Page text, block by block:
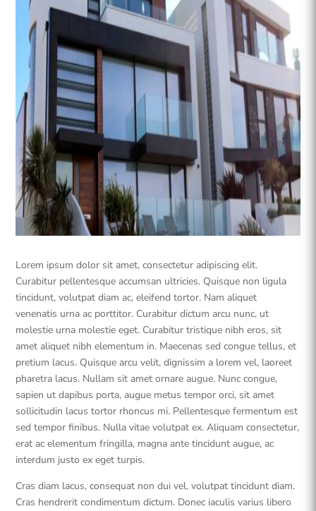
Lorem ipsum dolor sit amet, consectetur adipiscing elit.
Curabitur pellentesque accumsan ultricies. Quisque non ligula
tincidunt, volutpat diam ac, eleifend tortor. Nam aliquet
venenatis urna ac porttitor. Curabitur dictum arcu nunc, ut
molestie urna molestie eget. Curabitur tristique nibh eros, sit
amet aliquet nibh elementum in. Maecenas sed congue tellus, et
pretium lacus. Quisque arcu velit, dignissim a lorem vel, laoreet
pharetra lacus. Nullam sit amet ornare augue. Nunc congue,
sapien ut dapibus porta, augue metus tempor orci, sit amet
sollicitudin lacus tortor rhoncus mi. Pellentesque fermentum est
sed tempor finibus. Nulla vitae volutpat ex. Aliquam consectetur,
erat ac elementum fringilla, magna ante tincidunt augue, ac
interdum justo ex eget turpis.
Cras diam lacus, consequat non dui vel, volutpat tincidunt diam.
Cras hendrerit condimentum dictum. Donec iaculis varius libero